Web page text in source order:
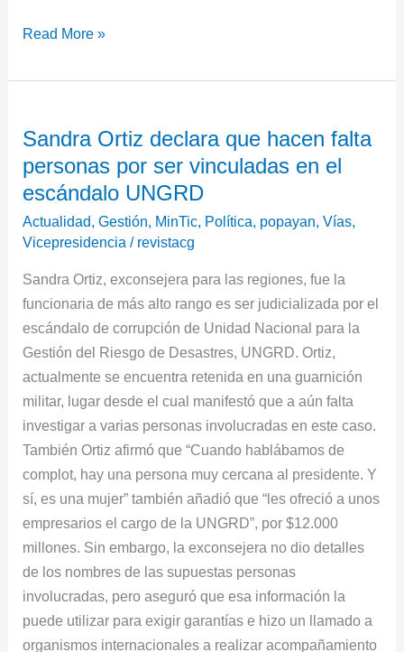
Read More »
Sandra Ortiz declara que hacen falta
personas por ser vinculadas en el
escándalo UNGRD
Actualidad,Gestión, MinTic, Política, popayan,Vías,
Vicepresidencia / revistacg
Sandra Ortiz, exconsejera para las regiones, fue la
funcionaria de más alto rango es ser judicializada por el
escándalo de corrupción de Unidad Nacional para la
Gestión del Riesgo de Desastres, UNGRD. Ortiz,
actualmente se encuentra retenida en una guarnición
militar, lugar desde el cual manifestó que a aún falta
investigar a varias personas involucradas en este caso.
También Ortiz afirmó que “Cuando hablábamos de
complot, hay una persona muy cercana al presidente. Y
sí, es una mujer” también añadió que “les ofreció a unos
empresarios el cargo de la UNGRD”, por $12.000
millones. Sin embargo, la exconsejera no dio detalles
de los nombres de las supuestas personas
involucradas, pero aseguró que esa información la
puede utilizar para exigir garantías e hizo un llamado a
organismos internacionales a realizar acompañamiento
Ortiz
declara
que
falta
por
ser
vinculadas
en
el
escándalo
UNGRD